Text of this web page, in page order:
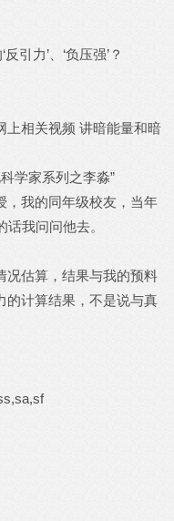
引力’、‘负压强’？
上相关视频 讲暗能量和暗
学家系列之李淼”
，我的同年级校友，当年
我问问他去。
况估算，结果与我的预料
的计算结果，不是说与真